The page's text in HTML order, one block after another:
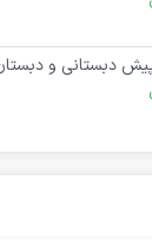
دبستانی و